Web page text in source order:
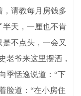
请教每月房钱多
半天，一厘也不肯
不点头，一会又
老爷来这里摆酒，
季恬逸说道：“下
脸道：“在小房住